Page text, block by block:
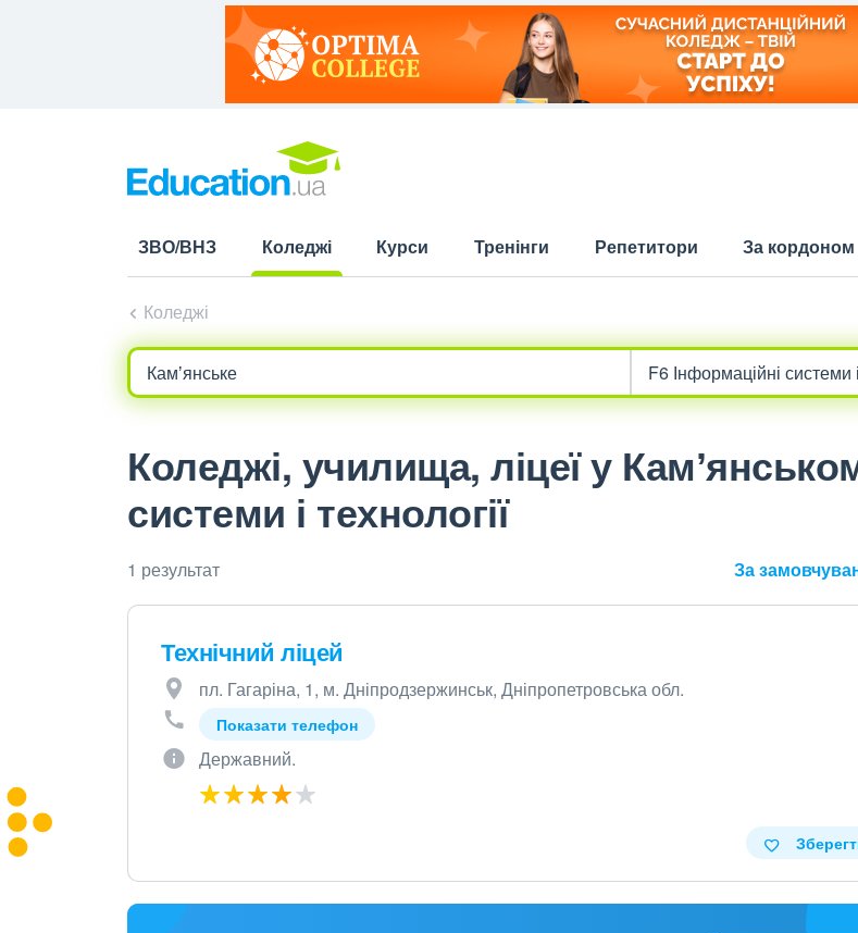
ЗВО/ВНЗ
Коледжі
Курси Тренінги Репетитори За кордоном
Коледжі
Коледжі, училища, ліцеї у
системи і технології
1 результат За
Технічний ліцей
пл. Гагаріна, 1, м. Дніпродзержинськ, Дніпропетровська обл.
Показати телефон
Державний.